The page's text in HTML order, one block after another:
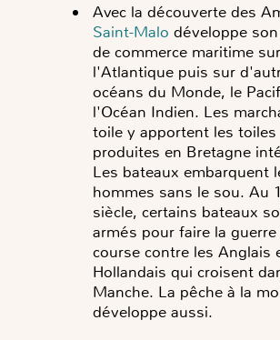
Avec la découverte des
Saint-Malo développe
de commerce maritime sur
l'Atlantique puis sur
océans du Monde, le
l'Océan Indien. Les
toile y apportent les toiles
produites en Bretagne
Les bateaux embarquent
hommes sans le sou. Au
siècle, certains bateaux
armés pour faire la guerre
course contre les Anglais
Hollandais qui croisent
Manche. La pêche à la
développe aussi.